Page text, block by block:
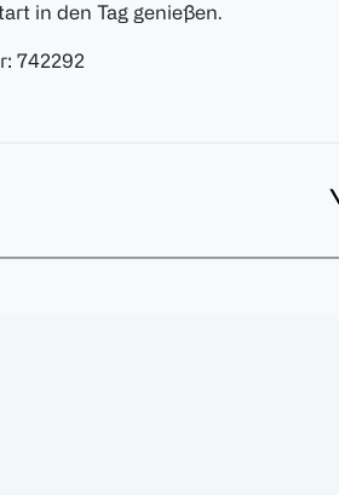
in den Tag genießen.
: 742292